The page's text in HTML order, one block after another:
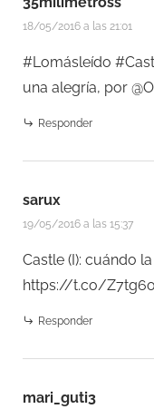
18/05/2016 a las 21:01
#Lomásleído
una alegría, por
Responder
sarux
19/05/2016 a las 15:37
Castle (I): cuándo
https://t.co/
Responder
mari_guti3